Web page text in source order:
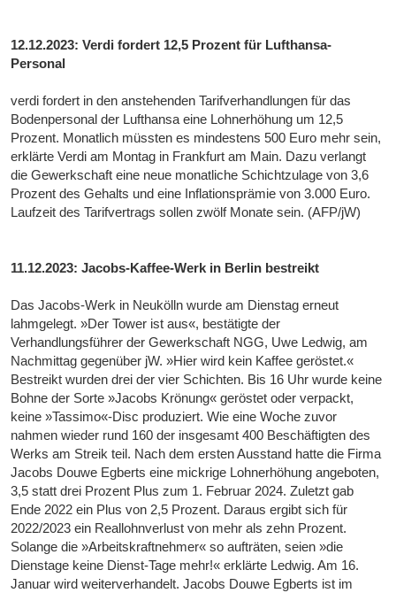
12.12.2023: Verdi fordert 12,5 Prozent für Lufthansa-
Personal
verdi fordert in den anstehenden Tarifverhandlungen für das
Bodenpersonal der Lufthansa eine Lohnerhöhung um 12,5
Prozent. Monatlich müssten es mindestens 500 Euro mehr sein,
erklärte Verdi am Montag in Frankfurt am Main. Dazu verlangt
die Gewerkschaft eine neue monatliche Schichtzulage von 3,6
Prozent des Gehalts und eine Inflationsprämie von 3.000 Euro.
Laufzeit des Tarifvertrags sollen zwölf Monate sein. (AFP/jW)
11.12.2023: Jacobs-Kaffee-Werk in Berlin bestreikt
Das Jacobs-Werk in Neukölln wurde am Dienstag erneut
lahmgelegt. »Der Tower ist aus«, bestätigte der
Verhandlungsführer der Gewerkschaft NGG, Uwe Ledwig, am
Nachmittag gegenüber jW. »Hier wird kein Kaffee geröstet.«
Bestreikt wurden drei der vier Schichten. Bis 16 Uhr wurde keine
Bohne der Sorte »Jacobs Krönung« geröstet oder verpackt,
keine »Tassimo«-Disc produziert. Wie eine Woche zuvor
nahmen wieder rund 160 der insgesamt 400 Beschäftigten des
Werks am Streik teil. Nach dem ersten Ausstand hatte die Firma
Jacobs Douwe Egberts eine mickrige Lohnerhöhung angeboten,
3,5 statt drei Prozent Plus zum 1. Februar 2024. Zuletzt gab
Ende 2022 ein Plus von 2,5 Prozent. Daraus ergibt sich für
2022/2023 ein Reallohnverlust von mehr als zehn Prozent.
Solange die »Arbeitskraftnehmer« so aufträten, seien »die
Dienstage keine Dienst-Tage mehr!« erklärte Ledwig. Am 16.
Januar wird weiterverhandelt. Jacobs Douwe Egberts ist im